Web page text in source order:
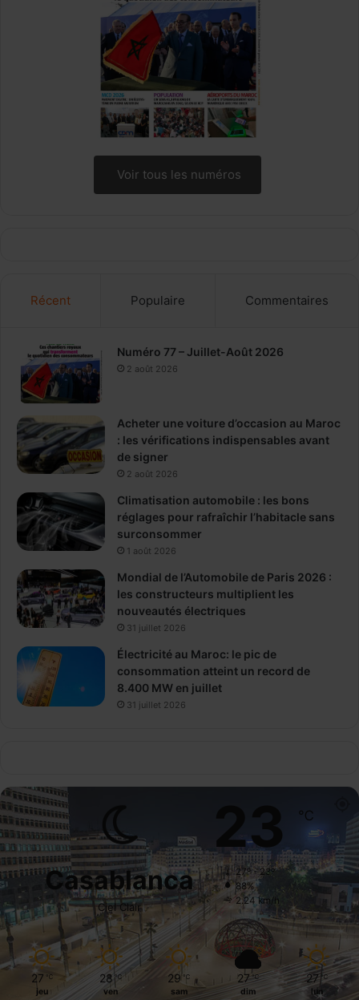
Voir tous les numéros
Récent Populaire Commentaires
Numéro 77 – Juillet-Août 2026
2 août 2026
Acheter une voiture d’occasion au Maroc
: les vérifications indispensables avant
de signer
2 août 2026
Climatisation automobile : les bons
réglages pour rafraîchir l’habitacle sans
surconsommer
1 août 2026
Mondial de l’Automobile de Paris 2026 :
les constructeurs multiplient les
nouveautés électriques
31 juillet 2026
Électricité au Maroc: le pic de
consommation atteint un record de
8.400 MW en juillet
31 juillet 2026
Casablanca
Ciel Clair
23 ℃
27º - 23º
88%
2.24 km/h
27 ℃
jeu
28 ℃
ven
29 ℃
sam
27 ℃
dim
27 ℃
lun